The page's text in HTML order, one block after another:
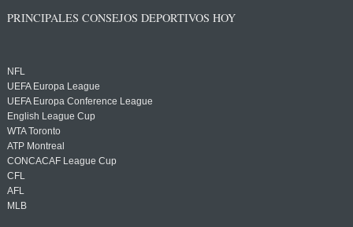
PRINCIPALES CONSEJOS DEPORTIVOS HOY
NFL
UEFA Europa League
UEFA Europa Conference League
English League Cup
WTA Toronto
ATP Montreal
CONCACAF League Cup
CFL
AFL
MLB